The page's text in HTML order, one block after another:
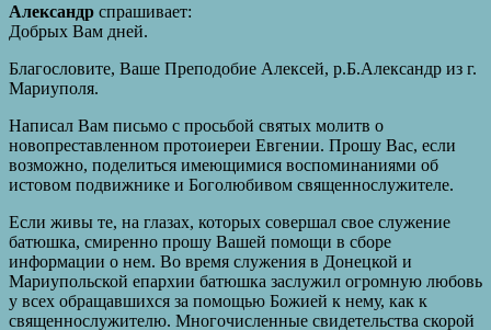
Александр спрашивает:
Добрых Вам дней.
Благословите, Ваше Преподобие Алексей, р.Б.Александр из г.
Мариуполя.
Написал Вам письмо с просьбой святых молитв о
новопреставленном протоиереи Евгении. Прошу Вас, если
возможно, поделиться имеющимися воспоминаниями об
истовом подвижнике и Боголюбивом священнослужителе.
Если живы те, на глазах, которых совершал свое служение
батюшка, смиренно прошу Вашей помощи в сборе
информации о нем. Во время служения в Донецкой и
Мариупольской епархии батюшка заслужил огромную любовь
у всех обращавшихся за помощью Божией к нему, как к
священнослужителю. Многочисленные свидетельства скорой